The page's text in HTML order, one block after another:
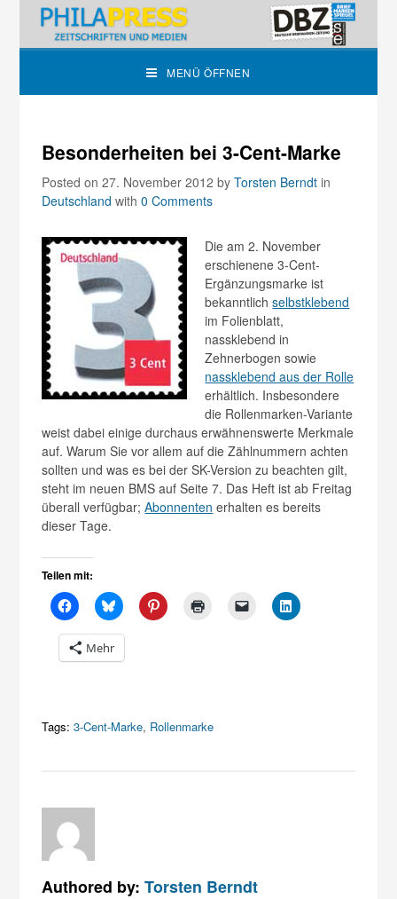
MENÜ ÖFFNEN
Besonderheiten bei 3-Cent-Marke
Posted on 27. November 2012byTorsten Berndt in
Deutschland with0 Comments
Die am 2. November
erschienene 3-Cent-
Ergänzungsmarke ist
bekanntlichselbstklebend
im Folienblatt,
nassklebend in
Zehnerbogen sowie
nassklebend aus der Rolle
erhältlich. Insbesondere
die Rollenmarken-Variante
weist dabei einige durchaus erwähnenswerte Merkmale
auf. Warum Sie vor allem auf die Zählnummern achten
sollten und was es bei der SK-Version zu beachten gilt,
steht im neuen BMS auf Seite 7. Das Heft ist ab Freitag
überall verfügbar;Abonnenten erhalten es bereits
dieser Tage.
Teilen mit:
Mehr
Tags: 3-Cent-Marke, Rollenmarke
Authored by:Torsten Berndt